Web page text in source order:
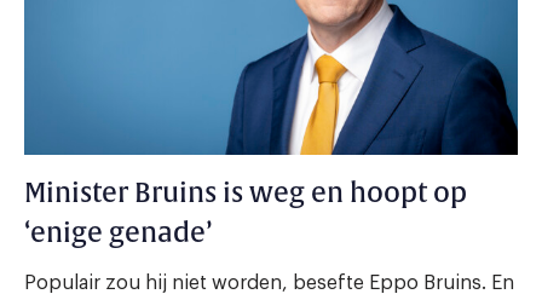
Minister Bruins is weg en hoopt op
‘enige genade’
Populair zou hij niet worden, besefte Eppo Bruins. En